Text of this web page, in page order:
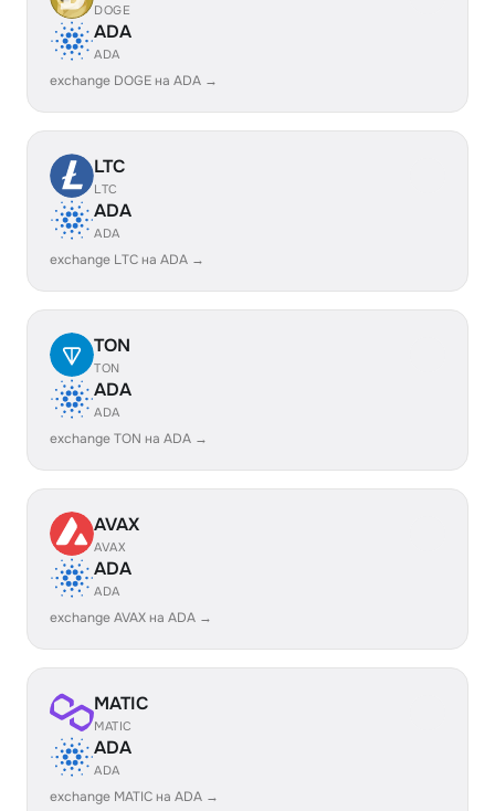
DOGE
ADA
ADA
exchange DOGE на ADA →
LTC
LTC
ADA
ADA
exchange LTC на ADA →
TON
TON
ADA
ADA
exchange TON на ADA →
AVAX
AVAX
ADA
ADA
exchange AVAX на ADA →
MATIC
MATIC
ADA
ADA
exchange MATIC на ADA →